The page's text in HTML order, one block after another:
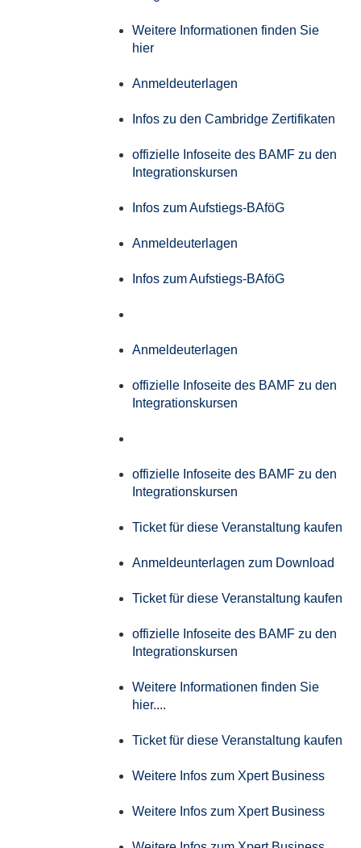
Weitere Informationen finden Sie
hier
Anmeldeuterlagen
Infos zu den Cambridge Zertifikaten
offizielle Infoseite des BAMF zu den
Integrationskursen
Infos zum Aufstiegs-BAföG
Anmeldeuterlagen
Infos zum Aufstiegs-BAföG
Anmeldeuterlagen
offizielle Infoseite des BAMF zu den
Integrationskursen
offizielle Infoseite des BAMF zu den
Integrationskursen
Ticket für diese Veranstaltung kaufen
Anmeldeunterlagen zum Download
Ticket für diese Veranstaltung kaufen
offizielle Infoseite des BAMF zu den
Integrationskursen
Weitere Informationen finden Sie
hier....
Ticket für diese Veranstaltung kaufen
Weitere Infos zum Xpert Business
Weitere Infos zum Xpert Business